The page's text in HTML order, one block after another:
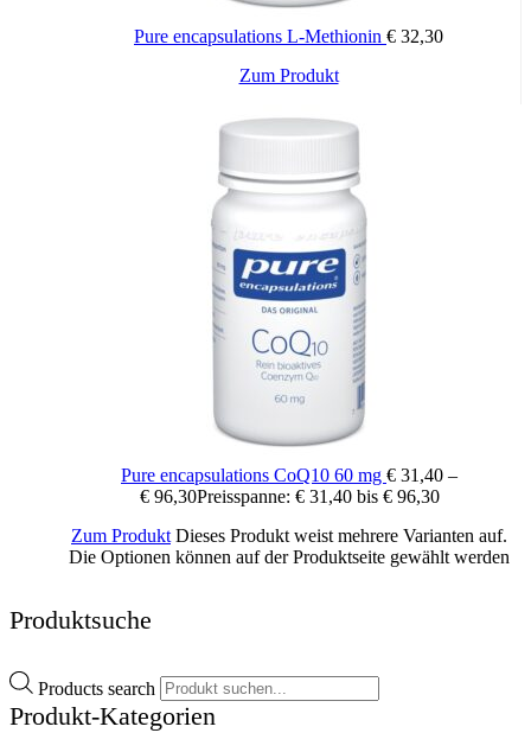
Pure encapsulations L-Methionin € 32,30
Zum Produkt
Pure encapsulations CoQ10 60 mg € 31,40 –
€96,30Preisspanne: € 31,40 bis € 96,30
Zum Produkt Dieses Produkt weist mehrere Varianten auf.
Die Optionen können auf der Produktseite gewählt werden
Produktsuche
Products search
Produkt-Kategorien